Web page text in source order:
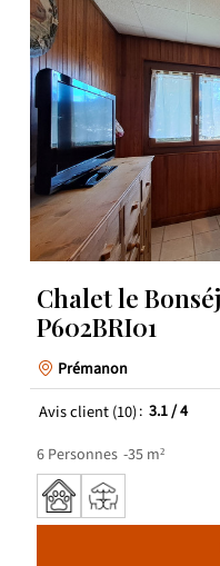
Chalet le
P602BRI01
Prémanon
Avis client(10) 3.1/ 4
6 Personnes 35 m²